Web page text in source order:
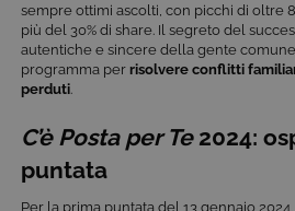
sempre ottimi ascolti, con picchi di oltre
più del 30% di share. Il segreto del
autentiche e sincere della gente
programma per risolvere conflitti
perduti
C’è Posta per Te2024:
puntata
Per la prima puntata del 13 gennaio